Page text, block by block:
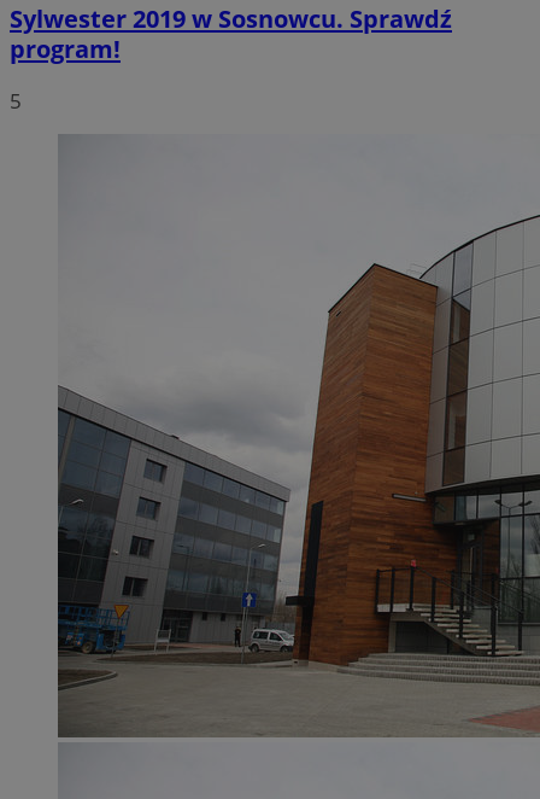
Sylwester 2019 w Sosnowcu. Sprawdź
program!
5